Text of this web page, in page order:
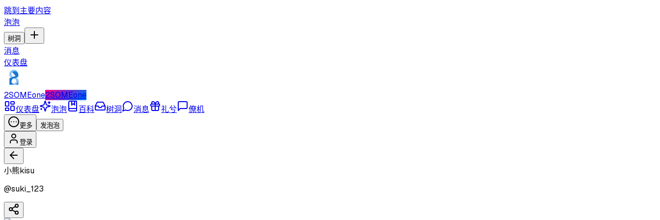
跳到主要内容
泡泡
树洞
消息
仪表盘
2SOMEone2SOMEone
仪表盘
泡泡 百科 树洞 消息 礼兮 僚机
更多 发泡泡
登录
小熊kisu
@suki_123